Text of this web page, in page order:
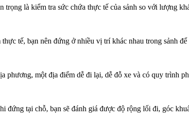
là kiểm tra sức chứa thực tế của sảnh so với lượng
tế, bạn nên đứng ở nhiều vị trí khác nhau trong sảnh
phương, một địa điểm dễ đi lại, dễ đỗ xe và có quy trình
tại chỗ, bạn sẽ đánh giá được độ rộng lối đi, góc